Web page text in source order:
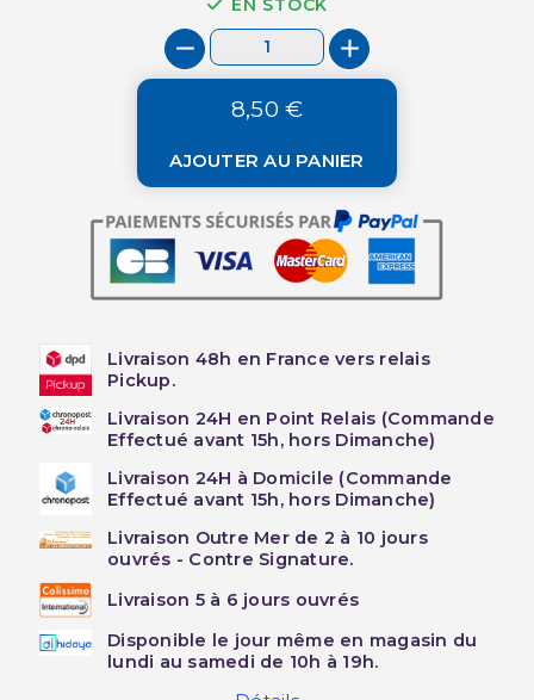
8,50 €
AJOUTER AU PANIER
Livraison 48h en France vers relais
Pickup.
Livraison 24H en Point Relais (Commande
Effectué avant 15h, hors Dimanche)
Livraison 24H à Domicile (Commande
Effectué avant 15h, hors Dimanche)
Livraison Outre Mer de 2 à 10 jours
ouvrés - Contre Signature.
Livraison 5 à 6 jours ouvrés
Disponible le jour même en magasin du
lundi au samedi de 10h à 19h.